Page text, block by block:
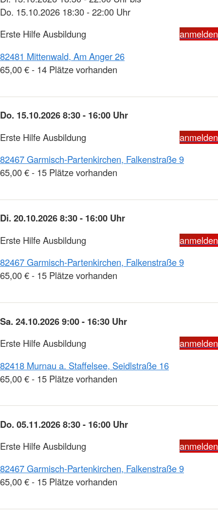
Do. 15.10.2026 18:30 - 22:00 Uhr
Erste Hilfe Ausbildung
anmelden
82481 Mittenwald, Am Anger 26
65,00 € - 14 Plätze vorhanden
Do. 15.10.2026 8:30 - 16:00 Uhr
Erste Hilfe Ausbildung
anmelden
82467 Garmisch-Partenkirchen, Falkenstraße 9
65,00 € - 15 Plätze vorhanden
Di. 20.10.2026 8:30 - 16:00 Uhr
Erste Hilfe Ausbildung
anmelden
82467 Garmisch-Partenkirchen, Falkenstraße 9
65,00 € - 15 Plätze vorhanden
Sa. 24.10.2026 9:00 - 16:30 Uhr
Erste Hilfe Ausbildung
anmelden
82418 Murnau a. Staffelsee, Seidlstraße 16
65,00 € - 15 Plätze vorhanden
Do. 05.11.2026 8:30 - 16:00 Uhr
Erste Hilfe Ausbildung
anmelden
82467 Garmisch-Partenkirchen, Falkenstraße 9
65,00 € - 15 Plätze vorhanden